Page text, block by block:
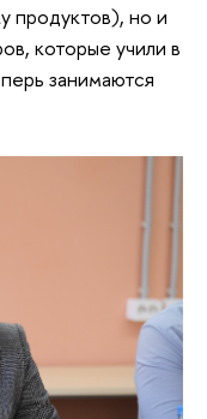
продуктов), но и
которые учили в
занимаются